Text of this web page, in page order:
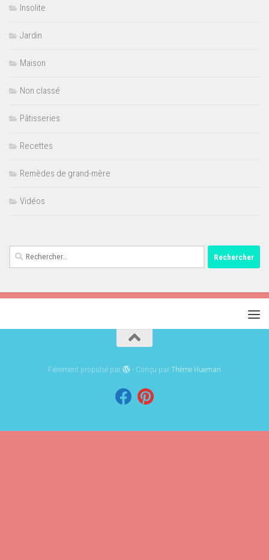
Insolite
Jardin
Maison
Non classé
Pâtisseries
Recettes
Remèdes de grand-mère
Vidéos
Rechercher :
Fièrement propulsé par - Conçu parThème Hueman